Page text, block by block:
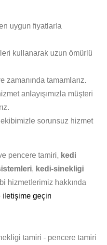
uygun fiyatlarla
kullanarak uzun ömürlü
zamanında tamamlarız.
anlayışımızla müşteri
sorunsuz hizmet
pencere tamiri, kedi
, kedi-sinekligi
hizmetlerimiz hakkında
iletişime geçin
tamiri - pencere tamiri